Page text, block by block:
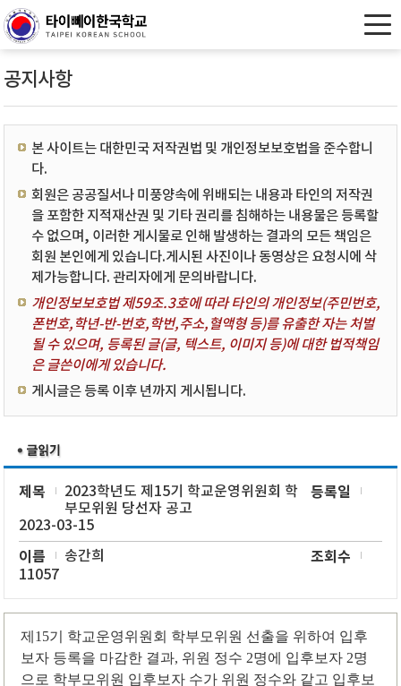
공지사항
본 사이트는 대한민국 저작권법 및 개인정보보호법을 준수합니
다.
회원은 공공질서나 미풍양속에 위배되는 내용과 타인의 저작권
을 포함한 지적재산권 및 기타 권리를 침해하는 내용물은 등록할
수 없으며, 이러한 게시물로 인해 발생하는 결과의 모든 책임은
회원 본인에게 있습니다.게시된 사진이나 동영상은 요청시에 삭
제가능합니다. 관리자에게 문의바랍니다.
개인정보보호법 제59조.3호에 따라 타인의 개인정보(주민번호,
폰번호,학년-반-번호,학번,주소,혈액형 등)를 유출한 자는 처벌
될 수 있으며, 등록된 글(글, 텍스트, 이미지 등)에 대한 법적책임
은 글쓴이에게 있습니다.
게시글은 등록 이후 년까지 게시됩니다.
제목
2023학년도 제15기 학교운영위원회 학
부모위원 당선자 공고
등록일
2023-03-15
이름 송간희 조회수
11057
제 15기 학교운영위원회 학부모위원 선출을 위하여 입후
보자 등록을 마감한 결과, 위원 정수 2명에 입후보자 2명
으로 학부모위원 입후보자 수가 위원 정수와 같고 입후보